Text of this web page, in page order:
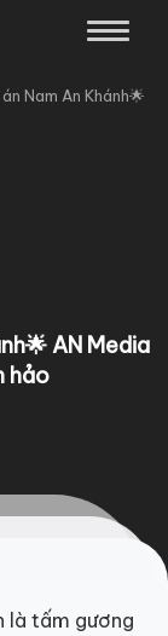
Nam An Khánh🌟
AN Media
hảo
là tấm gương